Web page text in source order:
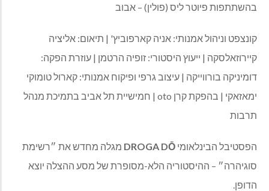
בהשתתפות פיוטר ליס (פולין) – אבוב
קונצפט וניהול אמנותי: אניה קארפוביץ' | תיאום: אליציה
קיירוזאלסקה | ייעוץ היסטורי: זופיה הרטמן | עוזרת הפקה:
דומיניקה בורווייקה | עיצוב גרפי ופיקוח אמנותי: קארול טומוקי
ימאזאקי | בהפקת קרן oto | חמישיית תל אביב בתמיכת מנהל
תרבות
הפסטיבל הבינלאומי DROGA DŌ מגלה מחדש את ״רשימת
סוגיהרה״ – ההיסטוריה הלא-מסופרת של מסע ההצלה יוצא
הדופן.